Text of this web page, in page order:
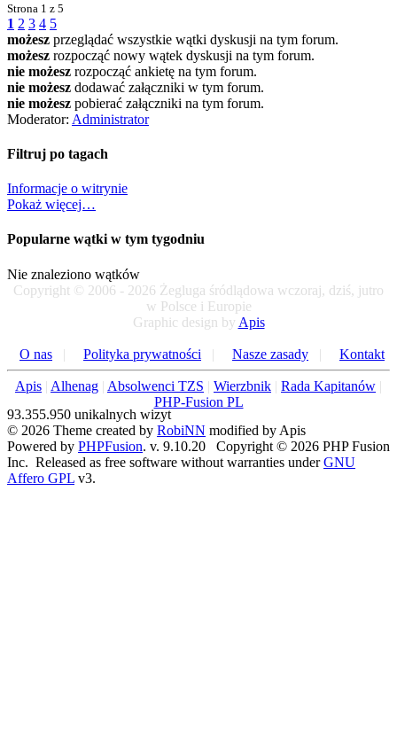
Strona 1 z 5
1 2 3 4 5
możesz przeglądać wszystkie wątki dyskusji na tym forum.
możesz rozpocząć nowy wątek dyskusji na tym forum.
nie możesz rozpocząć ankietę na tym forum.
nie możesz dodawać załączniki w tym forum.
nie możesz pobierać załączniki na tym forum.
Moderator: Administrator
Filtruj po tagach
Informacje o witrynie
Pokaż więcej…
Popularne wątki w tym tygodniu
Nie znaleziono wątków
Copyright © 2006 - 2026 Żegluga śródlądowa wczoraj, dziś, jutro
w Polsce i Europie
Graphic design by Apis
O nas | Polityka prywatności | Nasze zasady | Kontakt
Apis | Alhenag | Absolwenci TZS | Wierzbnik | Rada Kapitanów |
PHP-Fusion PL
93.355.950 unikalnych wizyt
© 2026 Theme created by RobiNN modified by Apis
Powered by PHPFusion. v. 9.10.20 Copyright © 2026 PHP Fusion
Inc. Released as free software without warranties underGNU
Affero GPL v3.